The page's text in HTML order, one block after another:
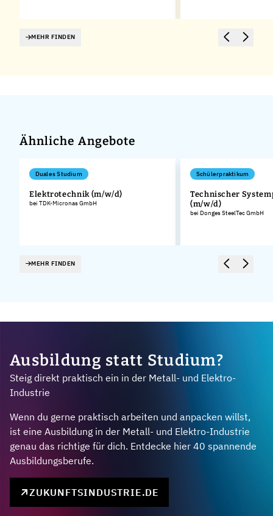
MEHR FINDEN
Ähnliche Angebote
Duales Studium
Elektrotechnik (m/w/d)
bei TDK-Micronas GmbH
Schülerpraktikum
Technischer
(m/w/d)
bei Donges SteelTec GmbH
MEHR FINDEN
Ausbildung statt Studium?
Steig direkt praktisch ein in der Metall- und Elektro-
Industrie
Wenn du gerne praktisch arbeiten und anpacken willst,
ist eine Ausbildung in der Metall- und Elektro-Industrie
genau das richtige für dich. Entdecke hier 40 spannende
Ausbildungsberufe.
ZUKUNFTSINDUSTRIE.DE